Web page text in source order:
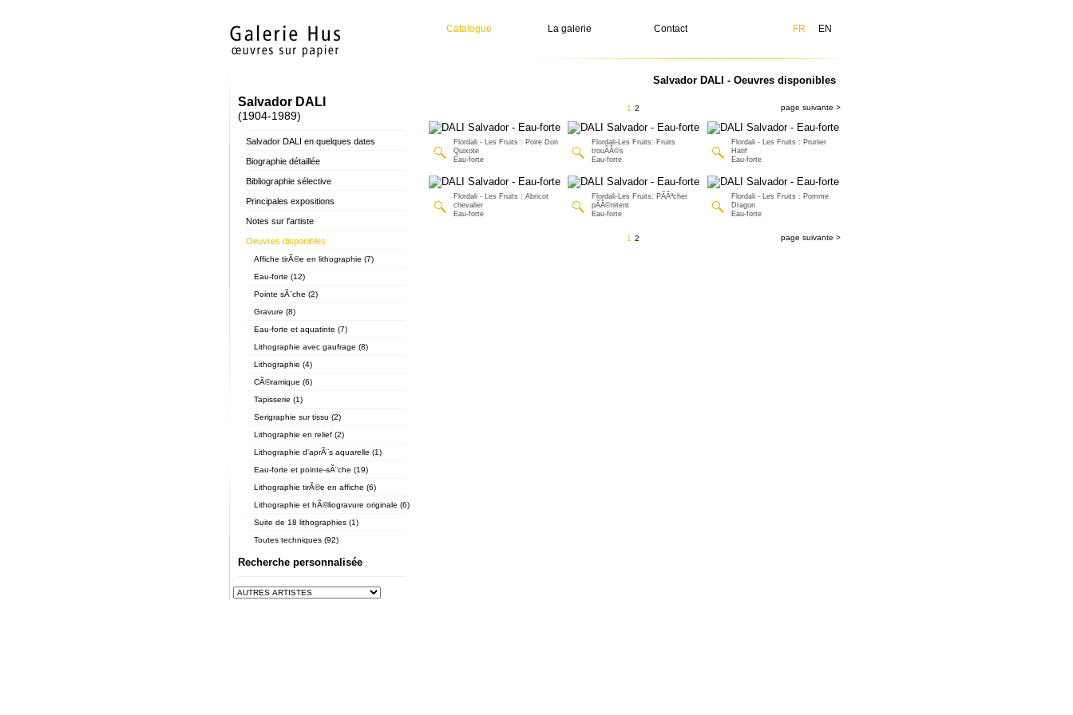
Catalogue La galerie Contact FR EN
Salvador DALI
(1904-1989)
Salvador DALI en quelques dates
Biographie détaillée
Bibliographie sélective
Principales expositions
Notes sur l'artiste
Oeuvres disponibles
Affiche tirÃ©e en lithographie (7)
Eau-forte (12)
Pointe sÃ¨che (2)
Gravure (8)
Eau-forte et aquatinte (7)
Lithographie avec gaufrage (8)
Lithographie (4)
CÃ©ramique (6)
Tapisserie (1)
Serigraphie sur tissu (2)
Lithographie en relief (2)
Lithographie d'aprÃ¨s aquarelle (1)
Eau-forte et pointe-sÃ¨che (19)
Lithographie tirÃ©e en affiche (6)
Lithographie et hÃ©liogravure originale (6)
Suite de 18 lithographies (1)
Toutes techniques (92)
Recherche personnalisée
Salvador DALI - Oeuvres disponibles
1 2 page suivante >
Flordali - Les Fruits : Poire Don
Quixote
Eau-forte
Flordali-Les Fruits: Fruits
trouÃÂ©s
Eau-forte
Flordali - Les Fruits : Prunier
Hatif
Eau-forte
Flordali - Les Fruits : Abricot
chevalier
Eau-forte
Flordali-Les Fruits: PÃÂªcher
pÃÂ©nitent
Eau-forte
Flordali - Les Fruits : Pomme
Dragon
Eau-forte
1 2 page suivante >